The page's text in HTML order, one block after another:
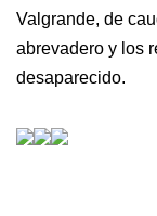
Valgrande, de
abrevadero y los
desaparecido.